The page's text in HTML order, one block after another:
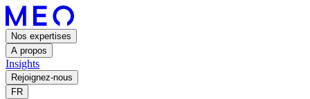
Nos expertises
A propos
Insights
Rejoignez-nous
FR